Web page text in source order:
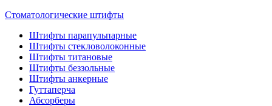
Стоматологические штифты
Штифты парапульпарные
Штифты стекловолоконные
Штифты титановые
Штифты беззольные
Штифты анкерные
Гуттаперча
Абсорберы